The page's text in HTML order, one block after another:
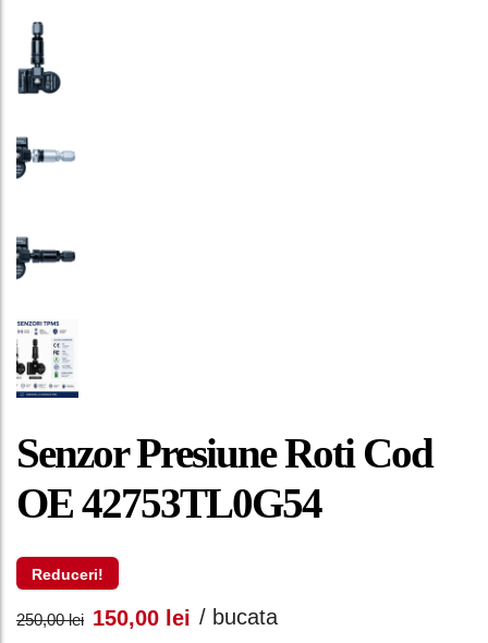
Senzor Presiune Roti Cod
OE 42753TL0G54
Reduceri!
250,00lei Prețul
150,00 lei Prețul
/ bucata